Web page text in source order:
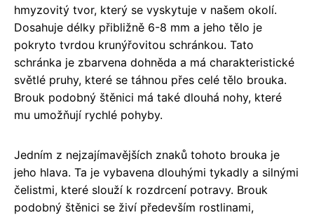
hmyzovitý tvor, který se vyskytuje v našem okolí.
Dosahuje délky přibližně 6-8 mm a jeho tělo je
pokryto tvrdou krunýřovitou schránkou. Tato
schránka je zbarvena dohněda a má charakteristické
světlé pruhy, které se táhnou přes celé tělo brouka.
Brouk podobný štěnici má také dlouhá nohy, které
mu umožňují rychlé pohyby.
Jedním z nejzajímavějších znaků tohoto brouka je
jeho hlava. Ta je vybavena dlouhými tykadly a silnými
čelistmi, které slouží k rozdrcení potravy. Brouk
podobný štěnici se živí především rostlinami,